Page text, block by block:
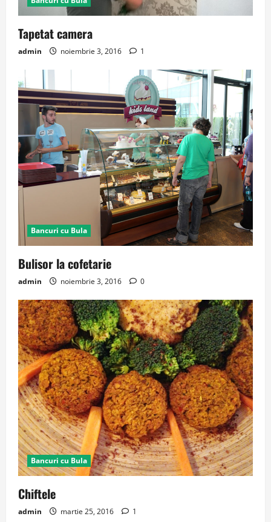
Tapetat camera
admin noiembrie 3, 2016 1
Bancuri cu Bula
Bulisor la cofetarie
admin noiembrie 3, 2016 0
Bancuri cu Bula
Chiftele
admin martie 25, 2016 1